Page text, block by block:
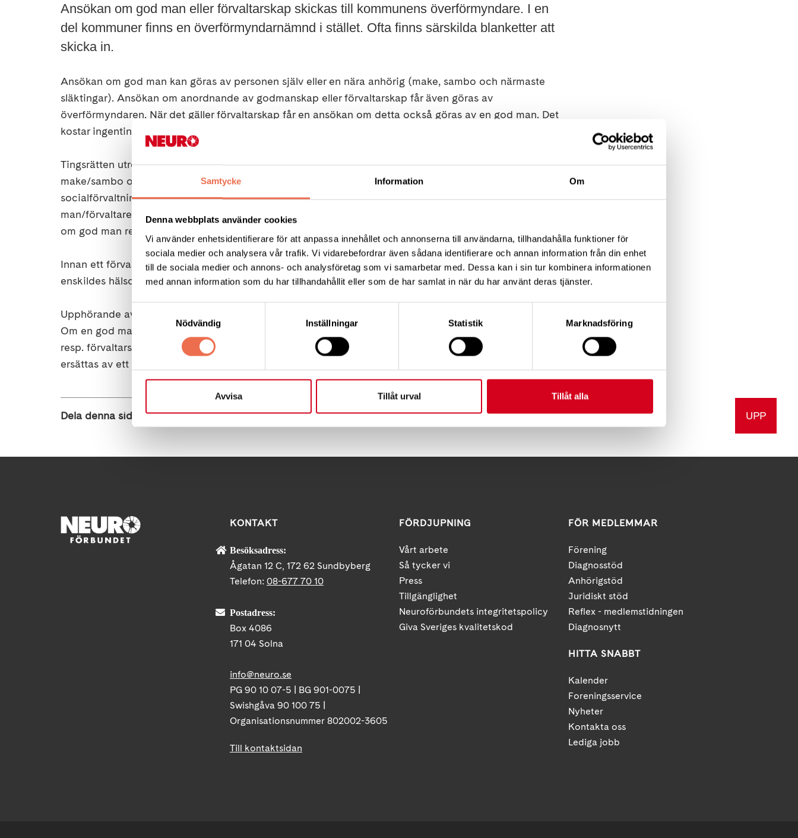
Samtycke Information Om
Denna webbplats använder cookies
Vi använder enhetsidentifierare för att anpassa innehållet och annonserna till användarna, tillhandahålla funktioner för
sociala medier och analysera vår trafik. Vi vidarebefordrar även sådana identifierare och annan information från din enhet
till de sociala medier och annons- och analysföretag som vi samarbetar med. Dessa kan i sin tur kombinera informationen
med annan information som du har tillhandahållit eller som de har samlat in när du har använt deras tjänster.
Nödvändig
Inställningar Statistik Marknadsföring
Avvisa Tillåt urval Tillåt alla
Ansökan om god man eller förvaltarskap skickas till kommunens överförmyndare. I en
del kommuner finns en överförmyndarnämnd i stället. Ofta finns särskilda blanketter att
skicka in.
Ansökan om god man kan göras av personen själv eller en nära anhörig (make, sambo och närmaste
släktingar). Ansökan om anordnande av godmanskap eller förvaltarskap får även göras av
överförmyndaren. När det gäller förvaltarskap får en ansökan om detta också göras av en god man. Det
kostar ingenting att göra ansökan om god man eller förvaltare.
Tingsrätten utreder ansökan om godmanskap resp. förvaltarskap. Ofta får den enskilde själv, dennes
make/sambo och barn samt överförmyndarnämnden yttra sig. Även andra närstående samt
socialförvaltningen får yttra sig om det behövs. Finns det inget förslag på vem som ska bli god
man/förvaltare i ansökan lämnar överförmyndarnämnden ett sådant förslag. Tingsrätten fattar beslutet
om god man resp. förvaltare.
Innan ett förvaltarskap anordnas skall tingsrätten inhämta läkarintyg eller annan utredning om den
enskildes hälsotillstånd.
Upphörande av godmanskap eller förvaltarskap
Om en god man inte längre behövs ska godmanskapet upphöra. Beslut om upphörande av godmanskap
resp. förvaltarskap ska upphöra fattas av tingsrätten. Detsamma gäller om förvaltarskapet i stället kan
ersättas av ett godmanskap.
Dela denna sida: Tipsa Skriv ut UPP
KONTAKT
Besöksadress:
Ågatan 12 C, 172 62 Sundbyberg
Telefon: 08-677 70 10
Postadress:
Box 4086
171 04 Solna
info@neuro.se
PG 90 10 07-5 | BG 901-0075 |
Swishgåva 90 100 75 |
Organisationsnummer 802002-3605
Till kontaktsidan
FÖRDJUPNING
Vårt arbete
Så tycker vi
Press
Tillgänglighet
Neuroförbundets integritetspolicy
Giva Sveriges kvalitetskod
FÖR MEDLEMMAR
Förening
Diagnosstöd
Anhörigstöd
Juridiskt stöd
Reflex - medlemstidningen
Diagnosnytt
HITTA SNABBT
Kalender
Foreningsservice
Nyheter
Kontakta oss
Lediga jobb